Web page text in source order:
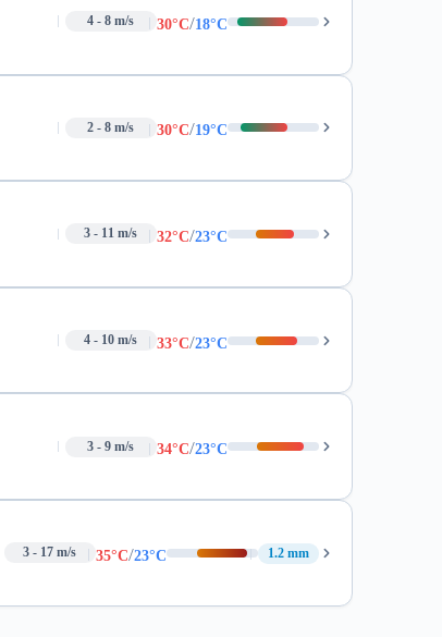
4 - 8 m/s 30°C/18°C
2 - 8 m/s 30°C/19°C
3 - 11 m/s 32°C/23°C
4 - 10 m/s 33°C/23°C
3 - 9 m/s 34°C/23°C
3 - 17 m/s 35°C/23°C 1.2 mm